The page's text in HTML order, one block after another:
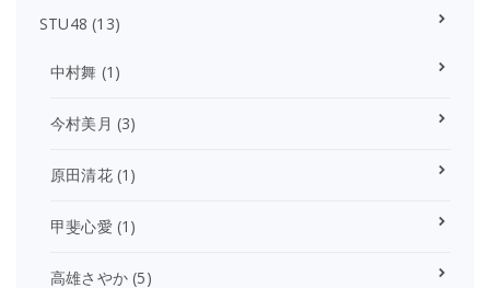
STU48 (13)
中村舞 (1)
今村美月 (3)
原田清花(1)
甲斐心愛 (1)
高雄さやか (5)